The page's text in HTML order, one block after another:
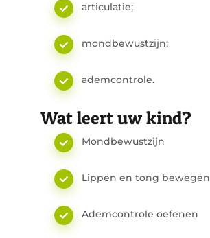
articulatie;
mondbewustzijn;
ademcontrole.
Wat leert uw kind?
Mondbewustzijn
Lippen en tong bewegen
Ademcontrole oefenen